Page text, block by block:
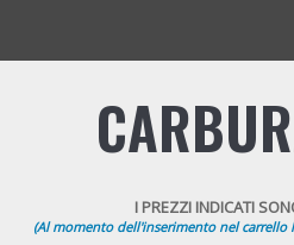
I PREZZI INDICATI
(Al momento dell'inserimento nel carrello